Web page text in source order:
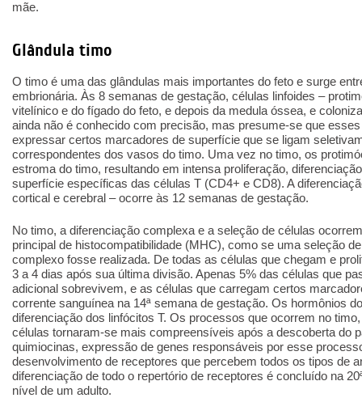
mãe.
Glândula timo
O timo é uma das glândulas mais importantes do feto e surge
embrionária. Às 8 semanas de gestação, células linfoides –
vitelínico e do fígado do feto, e depois da medula óssea, e
ainda não é conhecido com precisão, mas presume-se que
expressar certos marcadores de superfície que se ligam
correspondentes dos vasos do timo. Uma vez no timo, os
estroma do timo, resultando em intensa proliferação,
superfície específicas das células T (CD4+ e CD8). A
cortical e cerebral – ocorre às 12 semanas de gestação.
No timo, a diferenciação complexa e a seleção de células
principal de histocompatibilidade (MHC), como se uma seleção
complexo fosse realizada. De todas as células que chegam e
3 a 4 dias após sua última divisão. Apenas 5% das células que
adicional sobrevivem, e as células que carregam certos
corrente sanguínea na 14ª semana de gestação. Os hormônios
diferenciação dos linfócitos T. Os processos que ocorrem no
células tornaram-se mais compreensíveis após a descoberta do
quimiocinas, expressão de genes responsáveis por esse
desenvolvimento de receptores que percebem todos os tipos de
diferenciação de todo o repertório de receptores é concluído na
nível de um adulto.